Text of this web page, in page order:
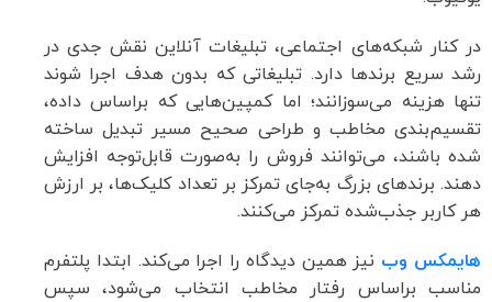
در کنار شبکه‌های اجتماعی، تبلیغات آنلاین نقش جدی در
رشد سریع برندها دارد. تبلیغاتی که بدون هدف اجرا شوند
تنها هزینه می‌سوزانند؛ اما کمپین‌هایی که براساس داده،
تقسیم‌بندی مخاطب و طراحی صحیح مسیر تبدیل ساخته
شده باشند، می‌توانند فروش را به‌صورت قابل‌توجه افزایش
دهند. برندهای بزرگ به‌جای تمرکز بر تعداد کلیک‌ها، بر ارزش
هر کاربر جذب‌شده تمرکز می‌کنند.
هایمکس وب نیز همین دیدگاه را اجرا می‌کند. ابتدا پلتفرم
مناسب براساس رفتار مخاطب انتخاب می‌شود، سپس